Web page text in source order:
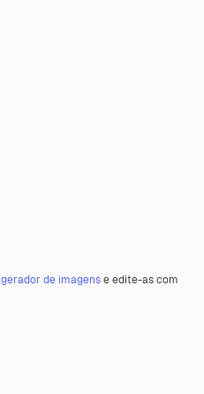
gerador de imagense edite-as com